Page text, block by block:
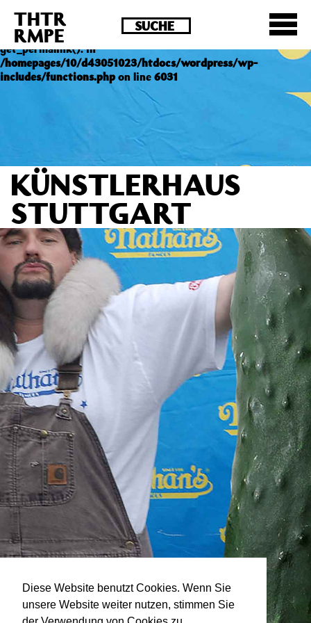
Diese Website benutzt Cookies. Wenn Sie
unsere Website weiter nutzen, stimmen Sie
Deprecated : Die Funktion post_permalink ist seit
Version 4.4.0 veraltet! Verwende stattdessen
get_permalink(). in
/homepages/10/d43051023/htdocs/wordpress/wp-
includes/functions.phpon line 6031
THTR
RMPE
KÜNSTLERHAUS
STUTTGART